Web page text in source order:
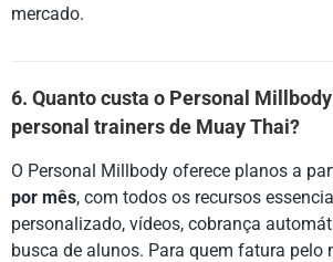
mercado.
6. Quanto custa o Personal
personal trainers de Muay Thai?
O Personal Millbody oferece planos a
por mês, com todos os recursos
personalizado, vídeos, cobrança
busca de alunos. Para quem fatura pelo